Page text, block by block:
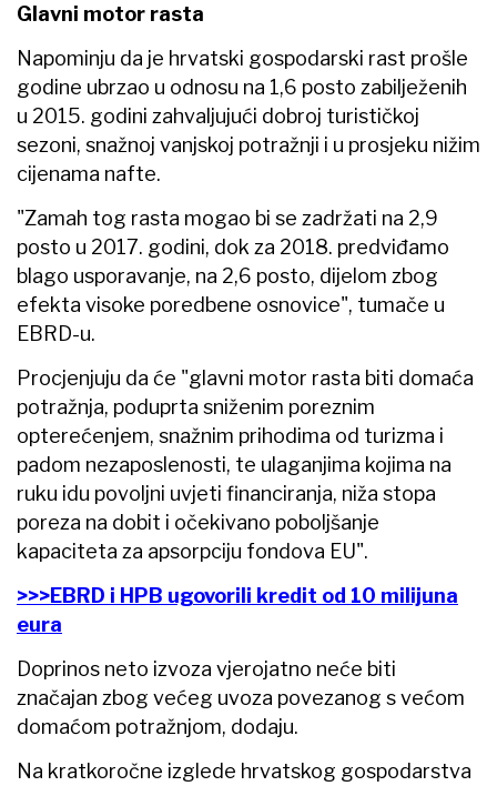
Glavni motor rasta
Napominju da je hrvatski gospodarski rast prošle
godine ubrzao u odnosu na 1,6 posto zabilježenih
u 2015. godini zahvaljujući dobroj turističkoj
sezoni, snažnoj vanjskoj potražnji i u prosjeku nižim
cijenama nafte.
"Zamah tog rasta mogao bi se zadržati na 2,9
posto u 2017. godini, dok za 2018. predviđamo
blago usporavanje, na 2,6 posto, dijelom zbog
efekta visoke poredbene osnovice", tumače u
EBRD-u.
Procjenjuju da će "glavni motor rasta biti domaća
potražnja, poduprta sniženim poreznim
opterećenjem, snažnim prihodima od turizma i
padom nezaposlenosti, te ulaganjima kojima na
ruku idu povoljni uvjeti financiranja, niža stopa
poreza na dobit i očekivano poboljšanje
kapaciteta za apsorpciju fondova EU".
>>>EBRD i HPB ugovorili kredit od 10 milijuna
eura
Doprinos neto izvoza vjerojatno neće biti
značajan zbog većeg uvoza povezanog s većom
domaćom potražnjom, dodaju.
Na kratkoročne izglede hrvatskog gospodarstva